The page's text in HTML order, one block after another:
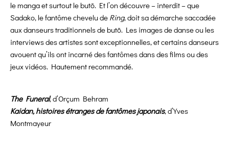
le manga et surtout le butō. Et l’on découvre – interdit – que
Sadako, le fantôme chevelu de Ring, doit sa démarche saccadée
aux danseurs traditionnels de butō. Les images de danse ou les
interviews des artistes sont exceptionnelles, et certains danseurs
avouent qu’ils ont incarné des fantômes dans des films ou des
jeux vidéos. Hautement recommandé.
The Funeral, d’Orçum Behram
Kaidan, histoires étranges de fantômes japonais, d’Yves
Montmayeur